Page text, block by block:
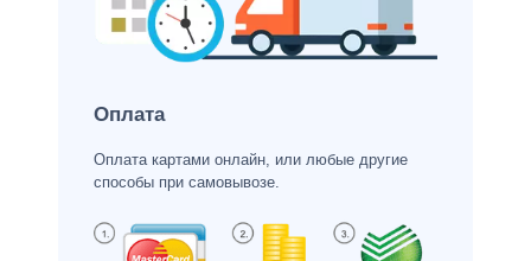
Оплата
Оплата картами онлайн, или любые другие
способы при самовывозе.